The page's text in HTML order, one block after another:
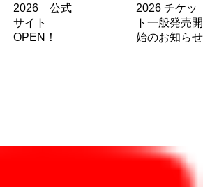
2026 公式
サイト
OPEN！
2026 チケッ
ト一般発売開
始のお知らせ